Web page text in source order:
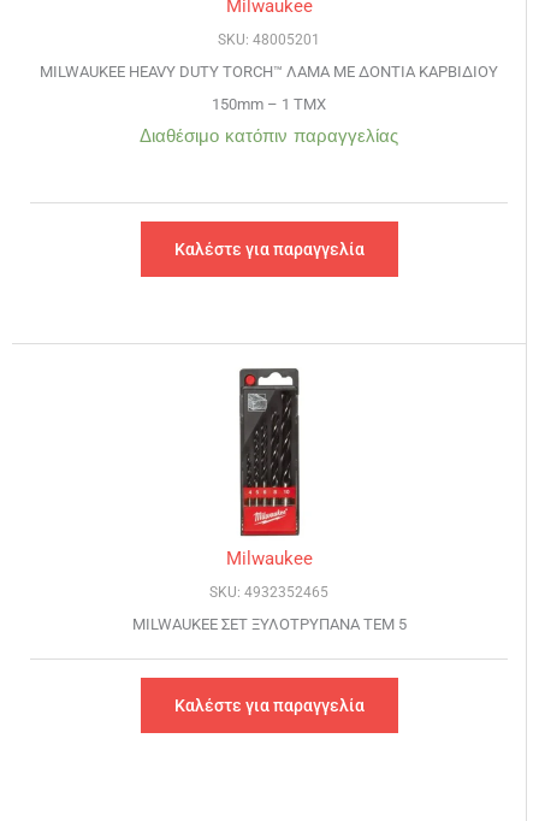
Milwaukee
SKU: 48005201
MILWAUKEE HEAVY DUTY TORCH™ ΛΑΜΑ ΜΕ ΔΟΝΤΙΑ ΚΑΡΒΙΔΙΟΥ
150mm – 1 TMX
Διαθέσιμο κατόπιν παραγγελίας
Καλέστε για παραγγελία
Milwaukee
SKU: 4932352465
MILWAUKEE ΣΕΤ ΞΥΛΟΤΡΥΠΑΝΑ ΤΕΜ 5
Καλέστε για παραγγελία